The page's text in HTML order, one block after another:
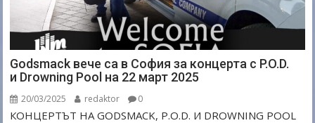
Godsmack вече са в София за концерта с P.O.D.
и Drowning Pool на 22 март 2025
20/03/2025 redaktor 0
КОНЦЕРТЪТ НА GODSMACK, P.O.D. И DROWNING POOL